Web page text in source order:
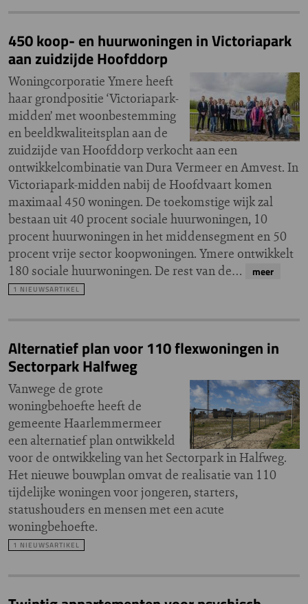
450 koop- en huurwoningen in Victoriapark
aan zuidzijde Hoofddorp
Woningcorporatie Ymere heeft
haar grondpositie ‘Victoriapark-
midden’ met woonbestemming
en beeldkwaliteitsplan aan de
zuidzijde van Hoofddorp verkocht aan een
ontwikkelcombinatie van Dura Vermeer en Amvest. In
Victoriapark-midden nabij de Hoofdvaart komen
maximaal 450 woningen. De toekomstige wijk zal
bestaan uit 40 procent sociale huurwoningen, 10
procent huurwoningen in het middensegment en 50
procent vrije sector koopwoningen. Ymere ontwikkelt
180 sociale huurwoningen. De rest van de…
meer
1 NIEUWSARTIKEL
Alternatief plan voor 110 flexwoningen in
Sectorpark Halfweg
Vanwege de grote
woningbehoefte heeft de
gemeente Haarlemmermeer
een alternatief plan ontwikkeld
voor de ontwikkeling van het Sectorpark in Halfweg.
Het nieuwe bouwplan omvat de realisatie van 110
tijdelijke woningen voor jongeren, starters,
statushouders en mensen met een acute
woningbehoefte.
1 NIEUWSARTIKEL